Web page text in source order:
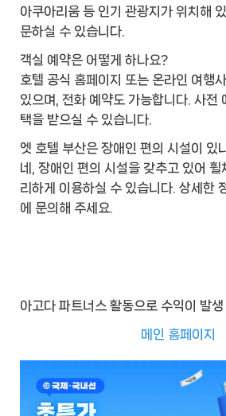
아쿠아리움 등 인기 관광지가 위치해
문하실 수 있습니다.
객실 예약은 어떻게 하나요?
호텔 공식 홈페이지 또는 온라인 여행
있으며, 전화 예약도 가능합니다. 사전
택을 받으실 수 있습니다.
엣 호텔 부산은 장애인 편의 시설이 있
네, 장애인 편의 시설을 갖추고 있어 휠
리하게 이용하실 수 있습니다. 상세한
에 문의해 주세요.
아고다 파트너스 활동으로 수익이 발생
메인 홈페이지